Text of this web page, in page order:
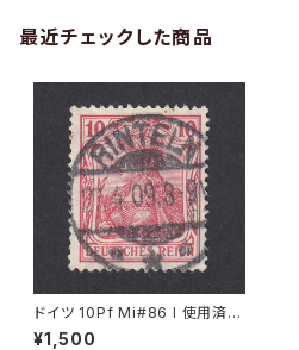
最近チェックした商品
ドイツ 10Pf Mi#86 I 使用済み
切手｜RINTELN 27.4.1909
¥1,500